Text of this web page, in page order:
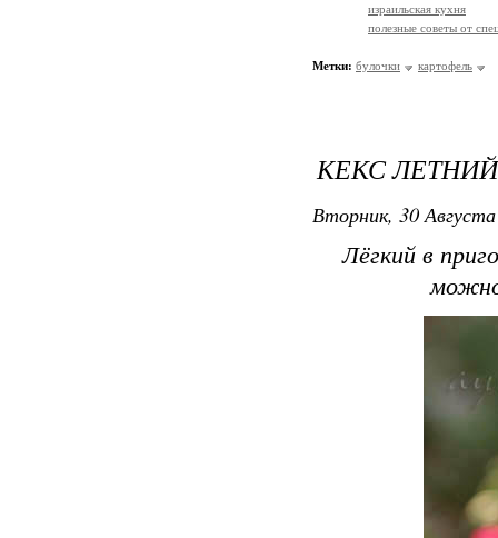
израильская кухня
полезные советы от
Метки: булочки картофель
КЕКС ЛЕТНИЙ
Вторник, 30
Лёгкий в